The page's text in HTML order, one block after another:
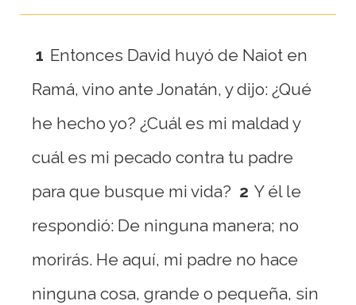
1 Entonces David huyó de Naiot en
Ramá, vino ante Jonatán, y dijo: ¿Qué
he hecho yo? ¿Cuál es mi maldad y
cuál es mi pecado contra tu padre
para que busque mi vida? 2 Y él le
respondió: De ninguna manera; no
morirás. He aquí, mi padre no hace
ninguna cosa, grande o pequeña, sin